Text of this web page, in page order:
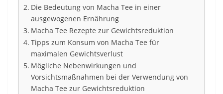
Die Bedeutung von Macha Tee in einer
ausgewogenen Ernährung
Macha Tee Rezepte zur Gewichtsreduktion
Tipps zum Konsum von Macha Tee für
maximalen Gewichtsverlust
Mögliche Nebenwirkungen und
Vorsichtsmaßnahmen bei der Verwendung von
Macha Tee zur Gewichtsreduktion